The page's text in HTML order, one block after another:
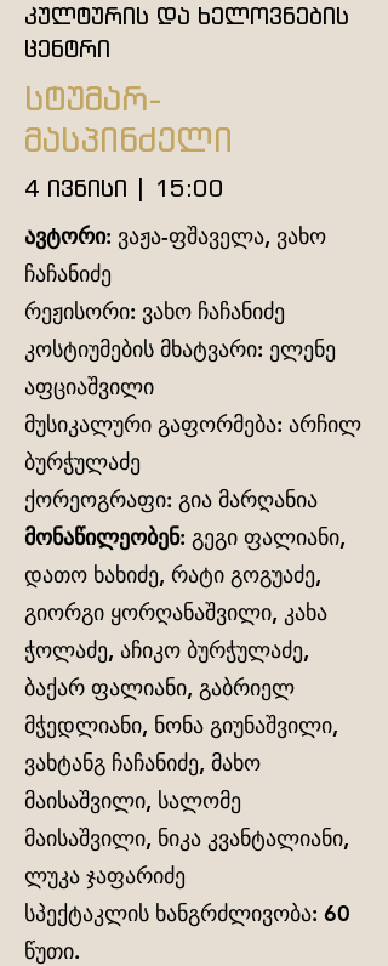
კულტურის და ხელოვნების
ცენტრი
სტუმარ-
მასპინძელი
4 ივნისი | 15:00
ავტორი: ვაჟა-ფშაველა, ვახო
ჩაჩანიძე
რეჟისორი: ვახო ჩაჩანიძე
კოსტიუმების მხატვარი: ელენე
აფციაშვილი
მუსიკალური გაფორმება: არჩილ
ბურჭულაძე
ქორეოგრაფი: გია მარღანია
მონაწილეობენ: გეგი ფალიანი,
დათო ხახიძე, რატი გოგუაძე,
გიორგი ყორღანაშვილი, კახა
ჭოლაძე, აჩიკო ბურჭულაძე,
ბაქარ ფალიანი, გაბრიელ
მჭედლიანი, ნონა გიუნაშვილი,
ვახტანგ ჩაჩანიძე, მახო
მაისაშვილი, სალომე
მაისაშვილი, ნიკა კვანტალიანი,
ლუკა ჯაფარიძე
სპექტაკლის ხანგრძლივობა: 60
წუთი.